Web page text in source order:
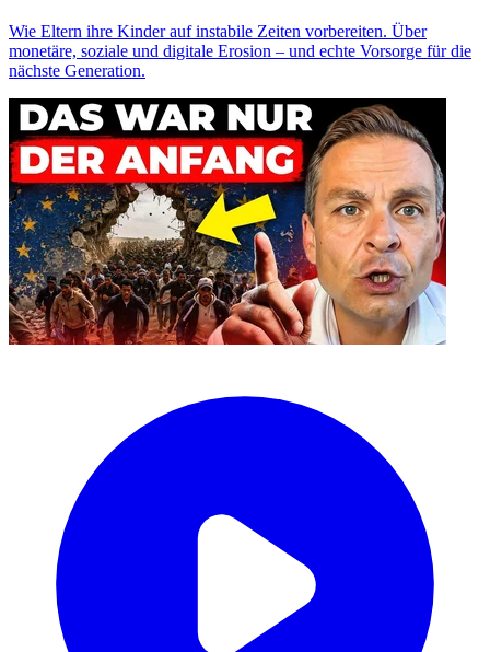
Wie Eltern ihre Kinder auf instabile Zeiten vorbereiten. Über
monetäre, soziale und digitale Erosion – und echte Vorsorge für die
nächste Generation.